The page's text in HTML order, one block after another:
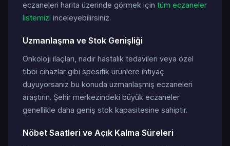
eczaneleri harita üzerinde görmek için tüm eczaneler
listemizi inceleyebilirsiniz.
Uzmanlaşma ve Stok Genişliği
Onkoloji ilaçları, nadir hastalık tedavileri veya özel
tıbbi cihazlar gibi spesifik ürünlere ihtiyaç
duyuyorsanız bu konuda uzmanlaşmış eczaneleri
araştırın. Şehir merkezindeki büyük eczaneler
genellikle daha geniş stok kapasitesine sahiptir.
Nöbet Saatleri ve Açık Kalma Süreleri